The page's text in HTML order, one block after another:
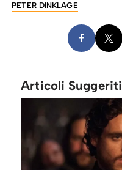
PETER DINKLAGE
Articoli Suggeriti